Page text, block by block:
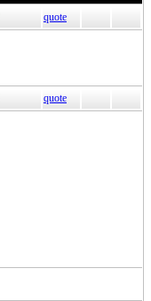
quote
quote